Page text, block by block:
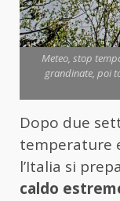
Meteo, stop
grandinate, poi
Dopo due
temperature
l’Italia si
caldo